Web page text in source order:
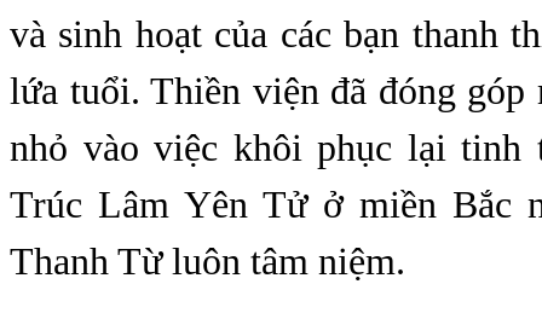
và sinh hoạt của các bạn thanh
lứa tuổi. Thiền viện đã đóng góp
nhỏ vào việc khôi phục lại tinh
Trúc Lâm Yên Tử ở miền Bắc
Thanh Từ luôn tâm niệm.